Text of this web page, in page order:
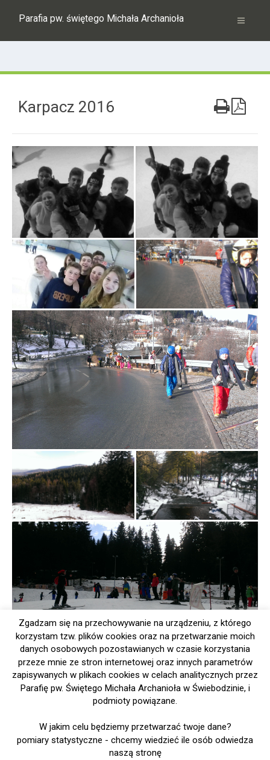
Parafia pw. świętego Michała Archanioła
Karpacz 2016
Zgadzam się na przechowywanie na urządzeniu, z którego
korzystam tzw. plików cookies oraz na przetwarzanie moich
danych osobowych pozostawianych w czasie korzystania
przeze mnie ze stron internetowej oraz innych parametrów
zapisywanych w plikach cookies w celach analitycznych przez
Parafię pw. Świętego Michała Archanioła w Świebodzinie, i
podmioty powiązane.
W jakim celu będziemy przetwarzać twoje dane?
pomiary statystyczne - chcemy wiedzieć ile osób odwiedza
naszą stronę